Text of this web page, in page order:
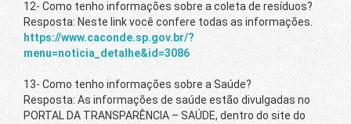
12- Como tenho informações sobre a coleta de resíduos?
Resposta: Neste link você confere todas as informações.
https://www.caconde.sp.gov.br/?
menu=noticia_detalhe&id=3086
13- Como tenho informações sobre a Saúde?
Resposta: As informações de saúde estão divulgadas no
PORTAL DA TRANSPARÊNCIA – SAÚDE, dentro do site do